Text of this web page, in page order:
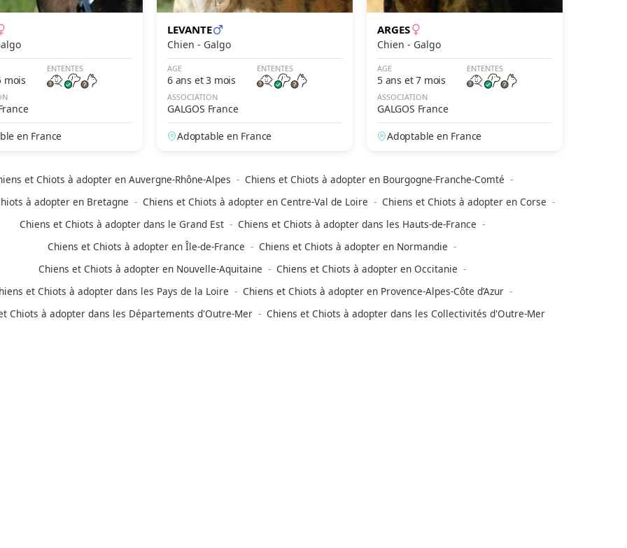
- Galgo
mois
ENTENTES
en France
LEVANTE
Chien - Galgo
AGE
6 ans et 3 mois
ENTENTES
ASSOCIATION
GALGOS France
Adoptable en France
ARGES
Chien - Galgo
AGE
5 ans et 7 mois
ENTENTES
ASSOCIATION
GALGOS France
Adoptable en France
et Chiots à adopter en Auvergne-Rhône-Alpes
Chiens et Chiots à adopter en Bourgogne-Franche-Comté
à adopter en Bretagne
Chiens et Chiots à adopter en Centre-Val de Loire
Chiens et Chiots à adopter en Corse
Chiens et Chiots à adopter dans le Grand Est
Chiens et Chiots à adopter dans les Hauts-de-France
Chiens et Chiots à adopter en Île-de-France
Chiens et Chiots à adopter en Normandie
Chiens et Chiots à adopter en Nouvelle-Aquitaine
Chiens et Chiots à adopter en Occitanie
et Chiots à adopter dans les Pays de la Loire
Chiens et Chiots à adopter en Provence-Alpes-Côte d’Azur
Chiots à adopter dans les Départements d'Outre-Mer
Chiens et Chiots à adopter dans les Collectivités d'Outre-Mer